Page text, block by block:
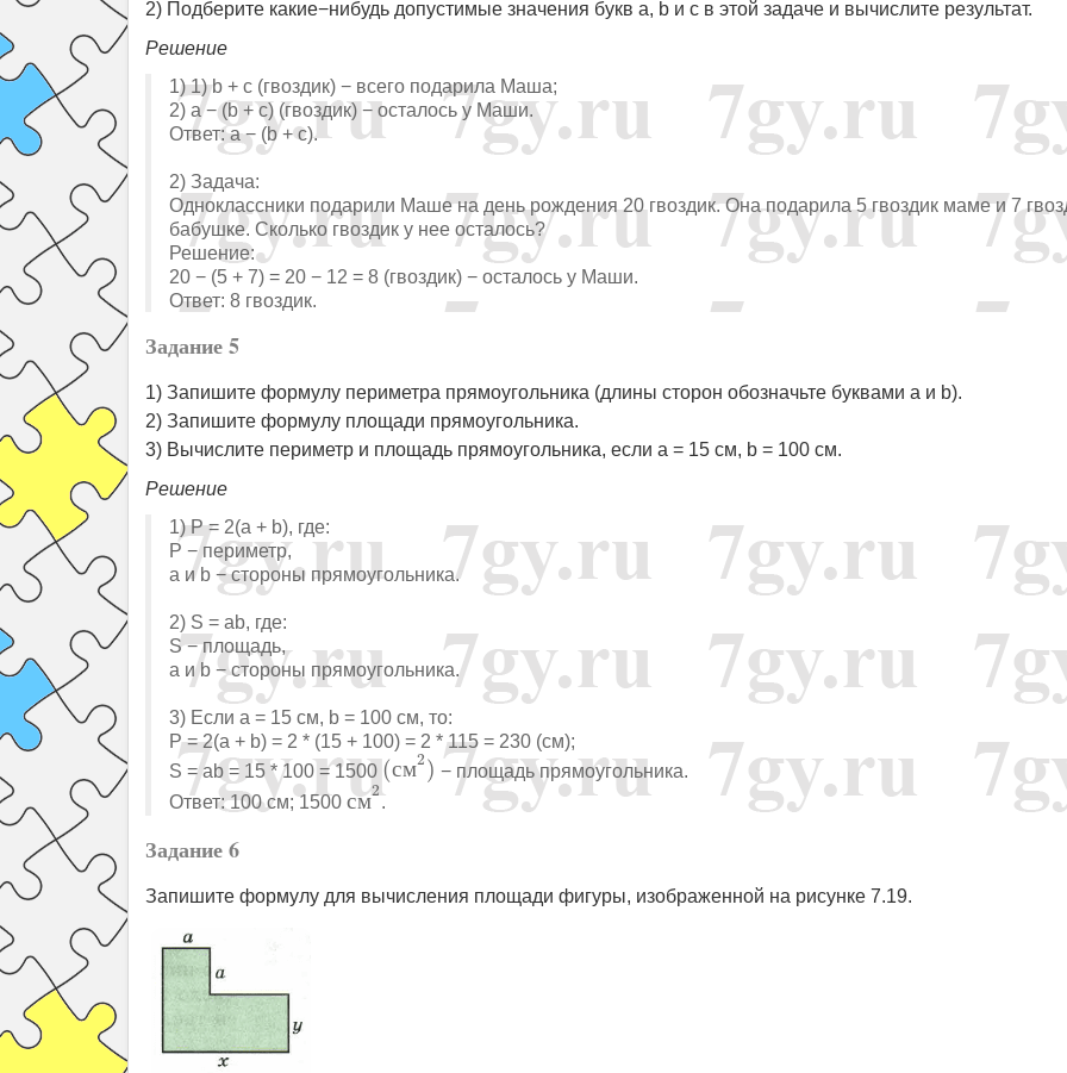
2) Подберите какие−нибудь допустимые значения букв a, b и c в этой задаче и вычислите результат.
Решение
1) 1) b + c (гвоздик) − всего подарила Маша;
2) a − (b + c) (гвоздик) − осталось у Маши.
Ответ: a − (b + c).
2) Задача:
Одноклассники подарили Маше на день рождения 20 гвоздик. Она подарила 5 гвоздик маме и 7
бабушке. Сколько гвоздик у нее осталось?
Решение:
20 − (5 + 7) = 20 − 12 = 8 (гвоздик) − осталось у Маши.
Ответ: 8 гвоздик.
Задание 5
1) Запишите формулу периметра прямоугольника (длины сторон обозначьте буквами a и b).
2) Запишите формулу площади прямоугольника.
3) Вычислите периметр и площадь прямоугольника, если a = 15 см, b = 100 см.
Решение
1) P = 2(a + b), где:
P − периметр,
a и b − стороны прямоугольника.
2) S = ab, где:
S − площадь,
a и b − стороны прямоугольника.
3) Если a = 15 см, b = 100 см, то:
P = 2(a + b) = 2 * (15 + 100) = 2 * 115 = 230 (см);
S = ab = 15 * 100 = 1500 (см2)
(см2
− площадь прямоугольника.
Ответ: 100 см; 1500 см2
см2
.
Задание 6
Запишите формулу для вычисления площади фигуры, изображенной на рисунке 7.19.